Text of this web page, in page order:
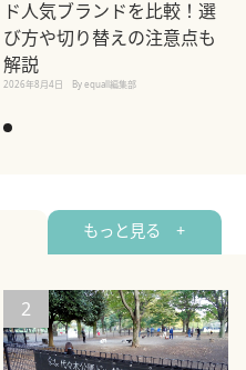
ド人気ブランドを比較！選
び方や切り替えの注意点も
解説
2026年8月4日 By equall編集部
もっと見る +
2